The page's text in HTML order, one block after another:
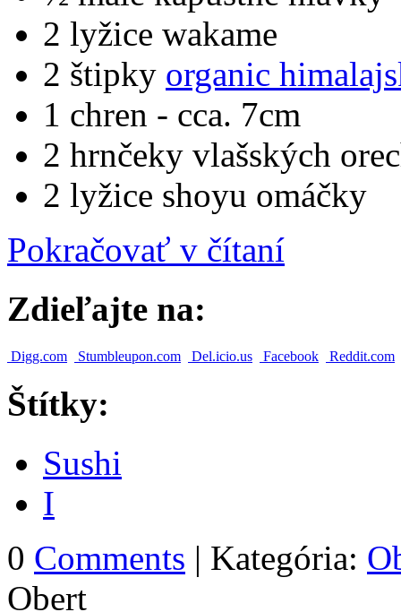
2 lyžice wakame
2 štipky organic
1 chren - cca. 7cm
2 hrnčeky vlašských
2 lyžice shoyu omáčky
Pokračovať v čítaní
Zdieľajte na:
Digg.com Stumbleupon.com Del.icio.us Facebook Reddit.com
Štítky:
Sushi
I
0 Comments | Kategória:
Obert